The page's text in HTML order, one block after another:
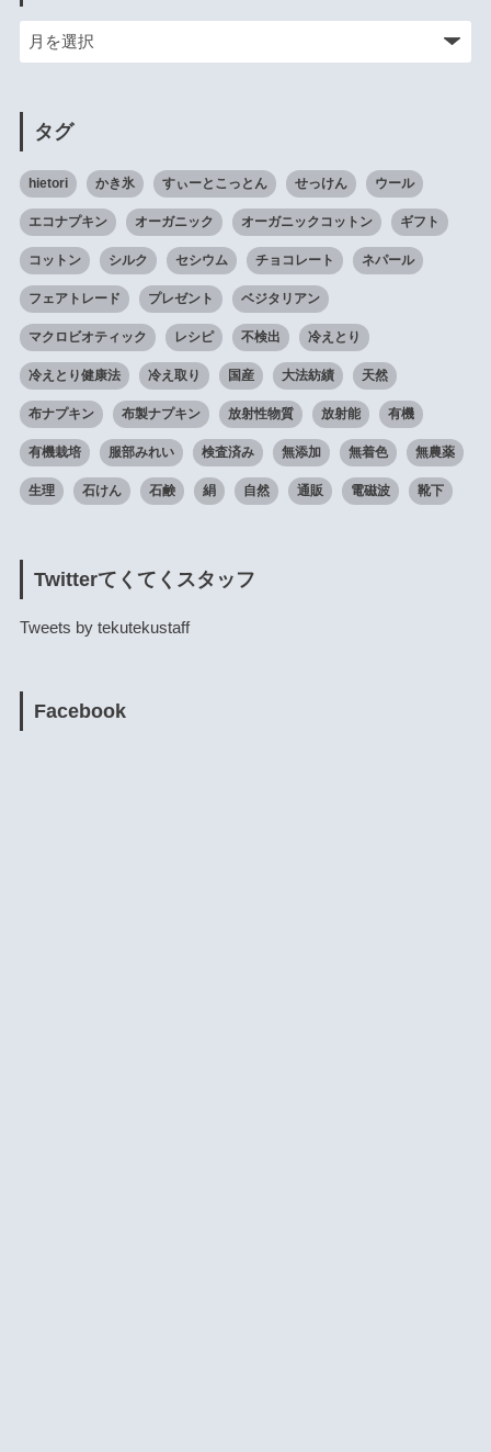
タグ
hietori かき氷 すぃーとこっとん せっけん ウール
エコナプキン オーガニック オーガニックコットン ギフト
コットン シルク セシウム チョコレート ネパール
フェアトレード プレゼント ベジタリアン
マクロビオティック レシピ 不検出 冷えとり
冷えとり健康法 冷え取り 国産 大法紡績 天然
布ナプキン 布製ナプキン 放射性物質 放射能 有機
有機栽培 服部みれい 検査済み 無添加 無着色 無農薬
生理 石けん 石鹸 絹 自然 通販 電磁波 靴下
Twitterてくてくスタッフ
Tweets by tekutekustaff
Facebook